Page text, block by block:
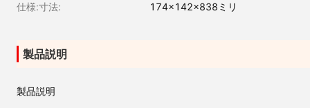
仕様:寸法: 174×142×838ミリ
製品説明
製品説明